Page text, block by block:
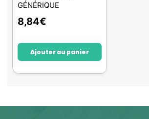
GÉNÉRIQUE
8,84€
Ajouter au panier